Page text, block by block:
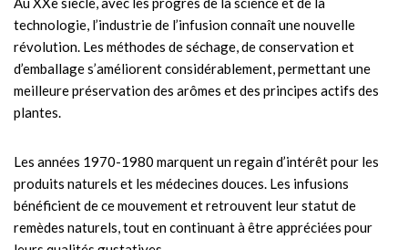
technologie, l’industrie de l’infusion connaît une nouvelle
révolution. Les méthodes de séchage, de conservation et
d’emballage s’améliorent considérablement, permettant une
meilleure préservation des arômes et des principes actifs des
plantes.
Les années 1970-1980 marquent un regain d’intérêt pour les
produits naturels et les médecines douces. Les infusions
bénéficient de ce mouvement et retrouvent leur statut de
remèdes naturels, tout en continuant à être appréciées pour